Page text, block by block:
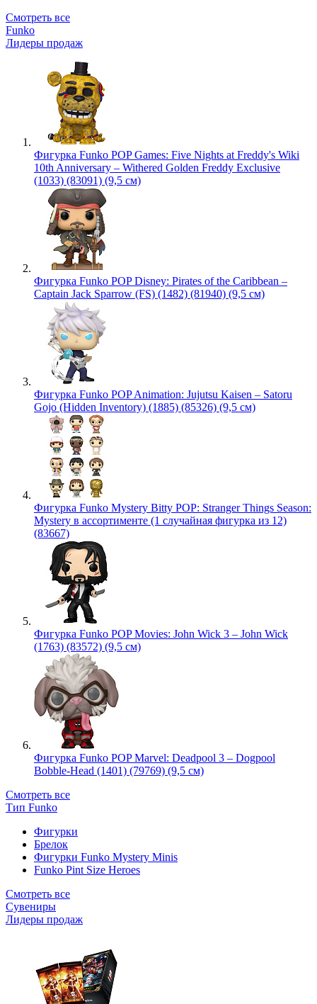
Смотреть все
Funko
Лидеры продаж
Фигурка Funko POP Games: Five Nights at Freddy's Wiki
10th Anniversary – Withered Golden Freddy Exclusive
(1033) (83091) (9,5 см)
Фигурка Funko POP Disney: Pirates of the Caribbean –
Captain Jack Sparrow (FS) (1482) (81940) (9,5 см)
Фигурка Funko POP Animation: Jujutsu Kaisen – Satoru
Gojo (Hidden Inventory) (1885) (85326) (9,5 см)
Фигурка Funko Mystery Bitty POP: Stranger Things Season:
Mystery в ассортименте (1 случайная фигурка из 12)
(83667)
Фигурка Funko POP Movies: John Wick 3 – John Wick
(1763) (83572) (9,5 см)
Фигурка Funko POP Marvel: Deadpool 3 – Dogpool
Bobble-Head (1401) (79769) (9,5 см)
Смотреть все
Тип Funko
Фигурки
Брелок
Фигурки Funko Mystery Minis
Funko Pint Size Heroes
Смотреть все
Сувениры
Лидеры продаж